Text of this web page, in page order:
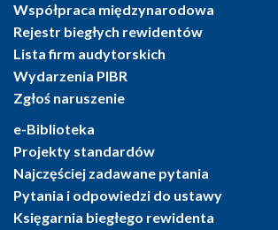
Współpraca międzynarodowa
Rejestr biegłych rewidentów
Lista firm audytorskich
Wydarzenia PIBR
Zgłoś naruszenie
e-Biblioteka
Projekty standardów
Najczęściej zadawane pytania
Pytania i odpowiedzi do ustawy
Księgarnia biegłego rewidenta